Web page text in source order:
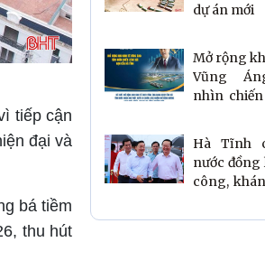
tiếp cận
đại và
bá tiềm
thu hút
dự án mới
Mở rộng
Vũng
nhìn
Hà Tĩnh
nước đồng
công,